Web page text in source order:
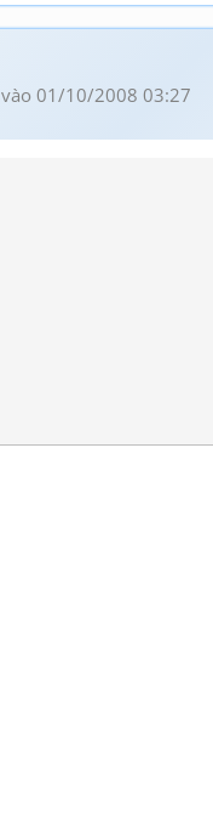
vào 01/10/2008 03:27